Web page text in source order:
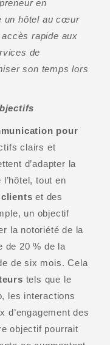
en
un hôtel au cœur
rapide aux
de
son temps lors
pour
clairs et
d’adapter la
tout en
et des
un objectif
la notoriété de la
de 20 % de la
de six mois. Cela
tels que le
les interactions
d’engagement des
objectif pourrait